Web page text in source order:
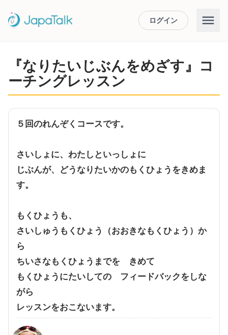
ログイン
『なりたいじぶんをめざす』コ
ーチングレッスン
５回のれんぞくコースです。
さいしょに、わたしといっしょに
じぶんが、どうなりたいかのもくひょうをきめま
す。
もくひょうも、
さいしゅうもくひょう（おおきなもくひょう）か
ら
ちいさなもくひょうまでを きめて
もくひょうにたいしての フィードバックをしな
がら
レッスンをおこないます。